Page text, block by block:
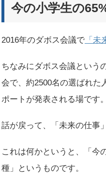
今の小学生の
2016年のダボス会議で 「
ちなみにダボス会議という
会で、約2500名の選ばれた
ポートが発表される場です。
話が戻って、「未来の仕事
これは何かというと、「今
種」というものです。